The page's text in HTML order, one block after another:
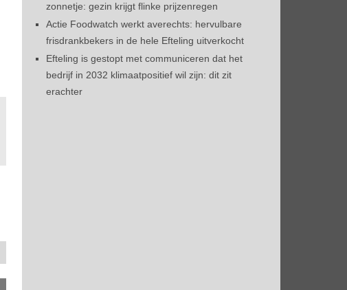
zonnetje: gezin krijgt flinke prijzenregen
Actie Foodwatch werkt averechts: hervulbare
frisdrankbekers in de hele Efteling uitverkocht
Efteling is gestopt met communiceren dat het
bedrijf in 2032 klimaatpositief wil zijn: dit zit
erachter